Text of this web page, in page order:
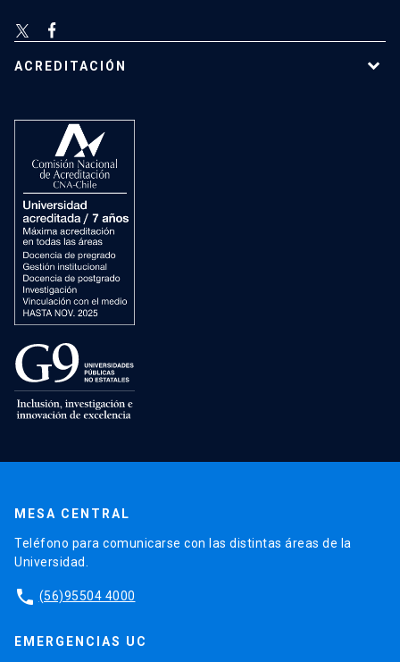
ACREDITACIÓN
MESA CENTRAL
Teléfono para comunicarse con las distintas áreas de la
Universidad.
phone (56)95504 4000
EMERGENCIAS UC